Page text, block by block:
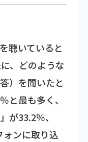
聴いていると
、どのような
）を聞いたと
と最も多く、
が33.2％、
ォンに取り込